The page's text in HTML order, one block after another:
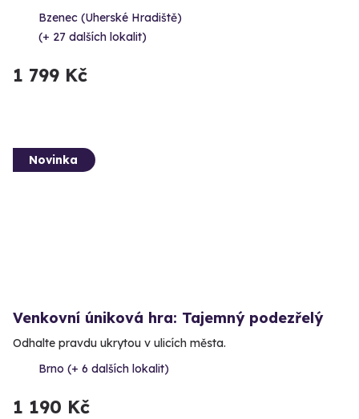
Bzenec (Uherské Hradiště)
(+ 27 dalších lokalit)
1 799 Kč
Novinka
Venkovní úniková hra: Tajemný podezřelý
Odhalte pravdu ukrytou v ulicích města.
Brno (+ 6 dalších lokalit)
1 190 Kč